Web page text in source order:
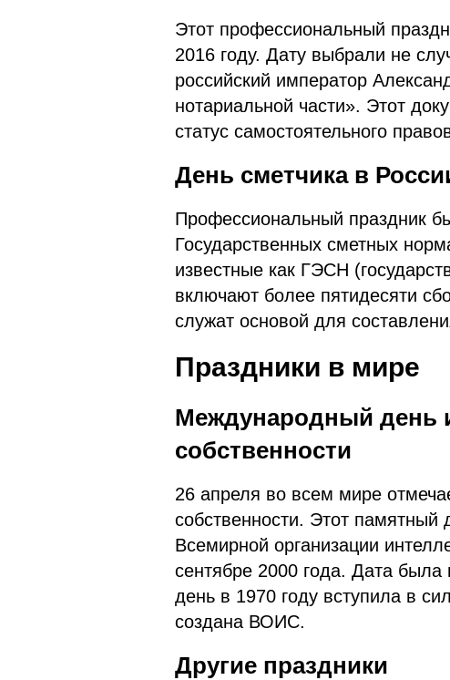
Этот профессиональный
2016 году. Дату выбрали не
российский император
нотариальной части». Этот
статус самостоятельного
День сметчика в
Профессиональный праздник
Государственных сметных
известные как ГЭСН
включают более пятидесяти
служат основой для
Праздники в мире
Международный день
собственности
26 апреля во всем мире
собственности. Этот
Всемирной организации
сентябре 2000 года. Дата
день в 1970 году вступила в
создана ВОИС.
Другие праздники